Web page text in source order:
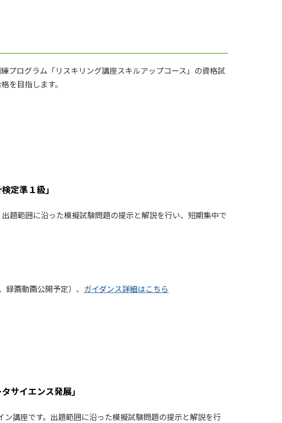
プログラム「リスキリング講座スキルアップコース」の資格試
を目指します。
定準１級」
題範囲に沿った模擬試験問題の提示と解説を行い、短期集中で
画動画公開予定）、 ガイダンス詳細はこちら
サイエンス発展」
講座です。出題範囲に沿った模擬試験問題の提示と解説を行